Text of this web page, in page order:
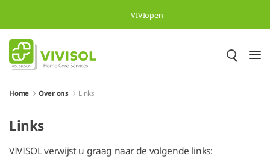
Overslaan en naar hoofdinhoud gaan
VIVIopen
Home Over ons Links
Links
VIVISOL verwijst u graag naar de volgende links: